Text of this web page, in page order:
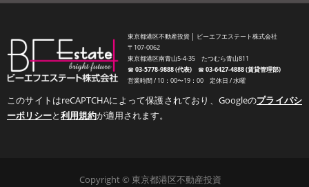
東京都港区不動産投資 │ ビーエフエステート株式会社
〒107-0062
東京都港区南青山5-4-35 たつむら青山811
☎︎03-5778-9888 (代表)☎︎03-6427-4888 (賃貸管理部)
営業時間 / 10：00〜19：00 定休日 / 水曜
このサイトはreCAPTCHAによって保護されており、Googleのプライバシ
ーポリシーと利用規約が適用されます。
Copyright © 東京都港区不動産投資